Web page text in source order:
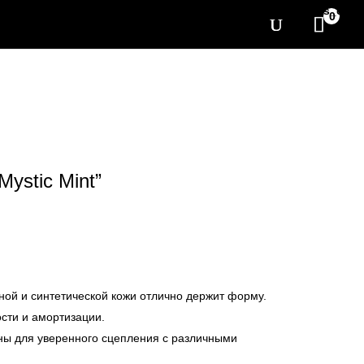
0
Mint”
и синтетической кожи отлично держит форму.
и амортизации.
для уверенного сцепления с различными